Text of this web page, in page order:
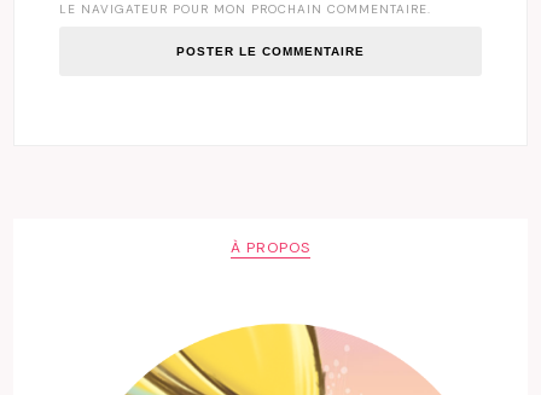
LE NAVIGATEUR POUR MON PROCHAIN COMMENTAIRE.
À PROPOS